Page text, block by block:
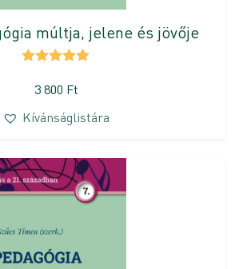
múltja, jelene és jövője
5.00/ 5
3 800 Ft
Kívánságlistára